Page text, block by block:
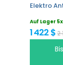
Elektro
Auf Lager 5x
1 422 $ 2